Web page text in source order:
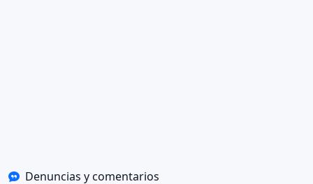
Denuncias y comentarios